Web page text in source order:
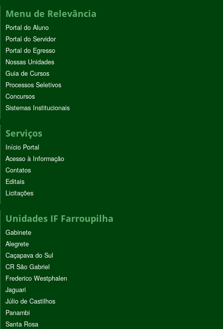
Menu de Relevância
Portal do Aluno
Portal do Servidor
Portal do Egresso
Nossas Unidades
Guia de Cursos
Processos Seletivos
Concursos
Sistemas Institucionais
Serviços
Início Portal
Acesso à Informação
Contatos
Editais
Licitações
Unidades IF Farroupilha
Gabinete
Alegrete
Caçapava do Sul
CR São Gabriel
Frederico Westphalen
Jaguari
Júlio de Castilhos
Panambi
Santa Rosa